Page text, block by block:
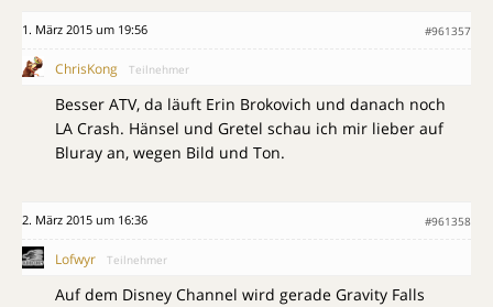
1. März 2015 um 19:56 #961357
ChrisKong Teilnehmer
Besser ATV, da läuft Erin Brokovich und danach noch
LA Crash. Hänsel und Gretel schau ich mir lieber auf
Bluray an, wegen Bild und Ton.
2. März 2015 um 16:36 #961358
Lofwyr Teilnehmer
Auf dem Disney Channel wird gerade Gravity Falls